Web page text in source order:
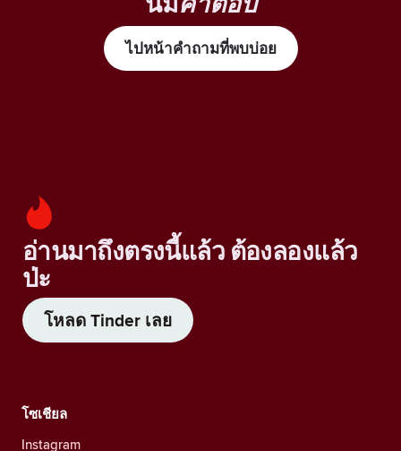
ไปหน้าคำถามที่พบบ่อย
อ่านมาถึงตรงนี้แล้ว ต้องลองแล้ว
ป่ะ
โหลด Tinder เลย
โซเชียล
Instagram